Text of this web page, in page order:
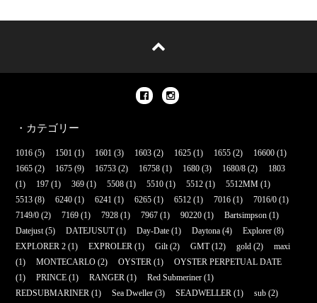
・カテゴリー
1016 (5) 1501 (1) 1601 (3) 1603 (2) 1625 (1) 1655 (2) 16600 (1)
1665 (2) 1675 (9) 16753 (2) 16758 (1) 1680 (3) 1680/8 (2)
1803
(1)
197 (1) 369 (1) 5508 (1) 5510 (1) 5512 (1) 5512MM (1)
5513 (8) 6240 (1) 6241 (1) 6265 (1) 6512 (1) 7016 (1) 7016/0 (1)
7149/0 (2) 7169 (1) 7928 (1) 7967 (1) 90220 (1) Bartsimpson (1)
Datejust(5) DATEJUSUT(1) Day-Date (1) Daytona (4) Explorer (8)
EXPLORER 2 (1) EXPROLER (1) Gilt(2) GMT(12) gold (2)
maxi
(1)
MONTECARLO (2) OYSTER (1)
OYSTER PERPETUAL DATE
(1)
PRINCE (1) RANGER (1) Red Submeriner (1)
REDSUBMARINER (1) Sea Dweller (3) SEADWELLER (1) sub (2)